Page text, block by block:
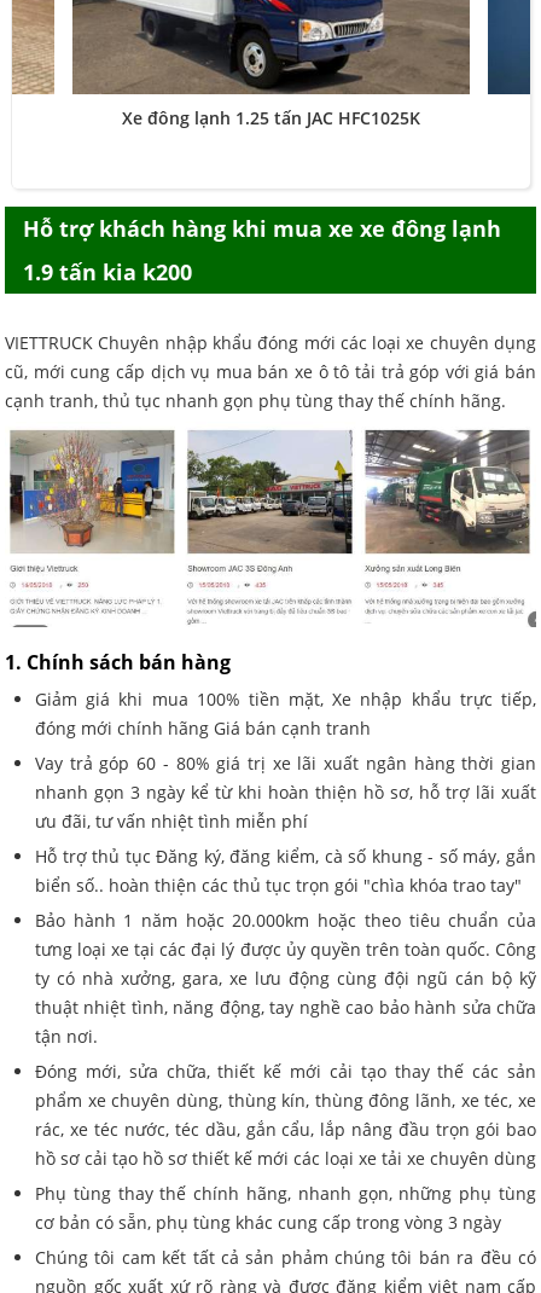
Xe đông lạnh 1.25 tấn JAC HFC1025K
Hỗ trợ khách hàng khi mua xe xe đông lạnh
1.9 tấn kia k200
VIETTRUCK Chuyên nhập khẩu đóng mới các loại xe chuyên dụng
cũ, mới cung cấp dịch vụ mua bán xe ô tô tải trả góp với giá bán
cạnh tranh, thủ tục nhanh gọn phụ tùng thay thế chính hãng.
1. Chính sách bán hàng
Giảm giá khi mua 100% tiền mặt, Xe nhập khẩu trực tiếp,
đóng mới chính hãng Giá bán cạnh tranh
Vay trả góp 60 - 80% giá trị xe lãi xuất ngân hàng thời gian
nhanh gọn 3 ngày kể từ khi hoàn thiện hồ sơ, hỗ trợ lãi xuất
ưu đãi, tư vấn nhiệt tình miễn phí
Hỗ trợ thủ tục Đăng ký, đăng kiểm, cà số khung - số máy, gắn
biển số.. hoàn thiện các thủ tục trọn gói "chìa khóa trao tay"
Bảo hành 1 năm hoặc 20.000km hoặc theo tiêu chuẩn của
tưng loại xe tại các đại lý được ủy quyền trên toàn quốc. Công
ty có nhà xưởng, gara, xe lưu động cùng đội ngũ cán bộ kỹ
thuật nhiệt tình, năng động, tay nghề cao bảo hành sửa chữa
tận nơi.
Đóng mới, sửa chữa, thiết kế mới cải tạo thay thế các sản
phẩm xe chuyên dùng, thùng kín, thùng đông lãnh, xe téc, xe
rác, xe téc nước, téc dầu, gắn cẩu, lắp nâng đầu trọn gói bao
hồ sơ cải tạo hồ sơ thiết kế mới các loại xe tải xe chuyên dùng
Phụ tùng thay thế chính hãng, nhanh gọn, những phụ tùng
cơ bản có sẵn, phụ tùng khác cung cấp trong vòng 3 ngày
Chúng tôi cam kết tất cả sản phảm chúng tôi bán ra đều có
nguồn gốc xuất xứ rõ ràng và được đăng kiểm việt nam cấp